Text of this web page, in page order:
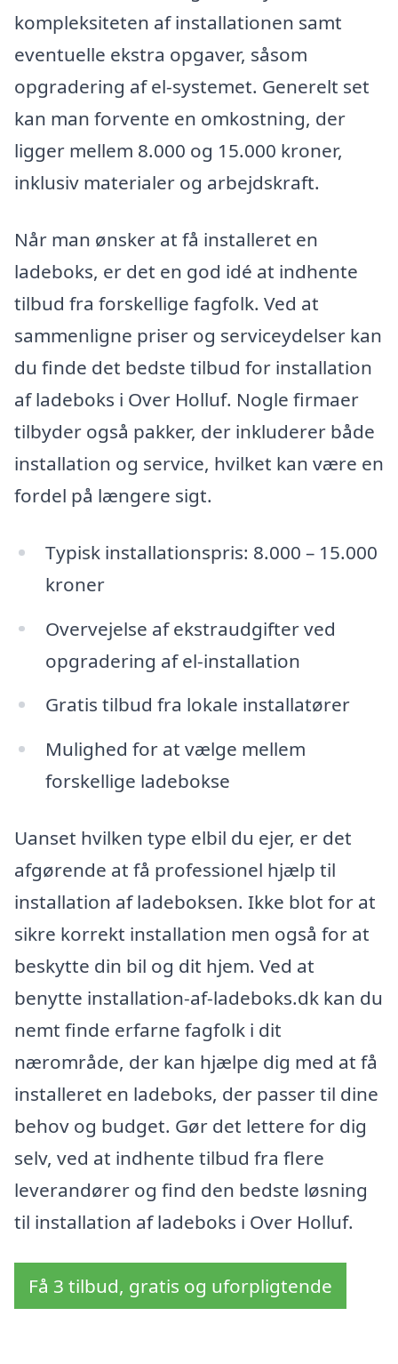
kompleksiteten af installationen samt
eventuelle ekstra opgaver, såsom
opgradering af el-systemet. Generelt set
kan man forvente en omkostning, der
ligger mellem 8.000 og 15.000 kroner,
inklusiv materialer og arbejdskraft.
Når man ønsker at få installeret en
ladeboks, er det en god idé at indhente
tilbud fra forskellige fagfolk. Ved at
sammenligne priser og serviceydelser kan
du finde det bedste tilbud for installation
af ladeboks i Over Holluf. Nogle firmaer
tilbyder også pakker, der inkluderer både
installation og service, hvilket kan være en
fordel på længere sigt.
Typisk installationspris: 8.000 – 15.000
kroner
Overvejelse af ekstraudgifter ved
opgradering af el-installation
Gratis tilbud fra lokale installatører
Mulighed for at vælge mellem
forskellige ladebokse
Uanset hvilken type elbil du ejer, er det
afgørende at få professionel hjælp til
installation af ladeboksen. Ikke blot for at
sikre korrekt installation men også for at
beskytte din bil og dit hjem. Ved at
benytte installation-af-ladeboks.dk kan du
nemt finde erfarne fagfolk i dit
nærområde, der kan hjælpe dig med at få
installeret en ladeboks, der passer til dine
behov og budget. Gør det lettere for dig
selv, ved at indhente tilbud fra flere
leverandører og find den bedste løsning
til installation af ladeboks i Over Holluf.
Få 3 tilbud, gratis og uforpligtende